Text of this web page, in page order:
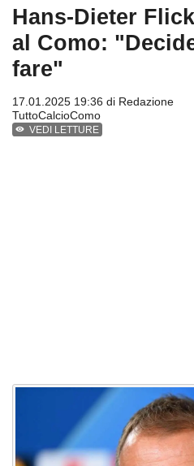
Hans-Dieter
al Como:
fare"
17.01.2025 19:36 di Redazione
TuttoCalcioComo
VEDI LETTURE